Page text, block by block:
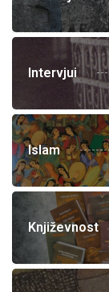
Intervjui
Islam
Književnost